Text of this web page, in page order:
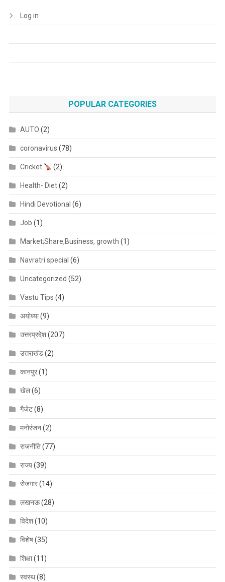
Log in
POPULAR CATEGORIES
AUTO (2)
coronavirus (78)
Cricket (2)
Health- Diet(2)
Hindi Devotional (6)
Job (1)
Market;Share,Business, growth (1)
Navratri special (6)
Uncategorized (52)
Vastu Tips (4)
अयोध्या(9)
उत्तरप्रदेश(207)
उत्तराखंड(2)
कानपुर(1)
खेल(6)
गैजेट(8)
मनोरंजन(2)
राजनीति(77)
राज्य(39)
रोजगार(14)
लखनऊ(28)
विदेश(10)
विशेष(35)
शिक्षा(11)
स्वस्थ(8)